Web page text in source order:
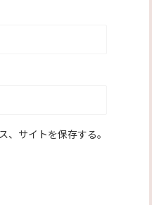
サイトを保存する。